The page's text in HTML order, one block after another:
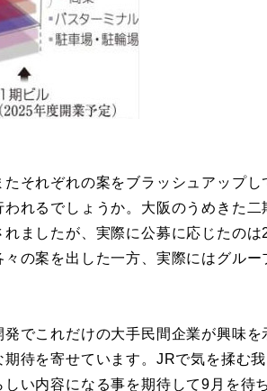
たそれぞれの案をブラッシュアップ
れるでしょうか。大阪のうめきた二
ましたが、実際に公募に応じたの
の案を出した一方、実際にはグル
でこれだけの大手民間企業が興味
待を寄せています。JRで気を揉む
い内容になる事を期待して9月を待